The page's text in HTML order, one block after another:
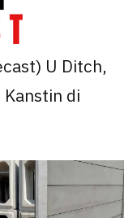
U Ditch,
di